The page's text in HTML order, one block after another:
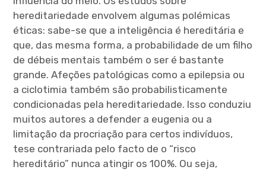
hereditariedade envolvem algumas polémicas
éticas: sabe-se que a inteligência é hereditária e
que, das mesma forma, a probabilidade de um filho
de débeis mentais também o ser é bastante
grande. Afeções patológicas como a epilepsia ou
a ciclotimia também são probabilisticamente
condicionadas pela hereditariedade. Isso conduziu
muitos autores a defender a eugenia ou a
limitação da procriação para certos indivíduos,
tese contrariada pelo facto de o “risco
hereditário” nunca atingir os 100%. Ou seja,